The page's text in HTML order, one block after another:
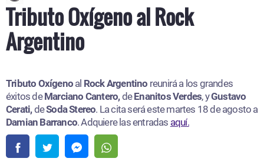
Tributo Oxígeno al Rock
Argentino
Tributo Oxígeno al Rock Argentino
reunirá a los grandes
éxitos deMarciano Cantero,deEnanitos Verdes, yGustavo
Cerati,de Soda Stereo. La cita será este martes 18 de agosto a
Damian Barranco. Adquiere las entradasaquí.